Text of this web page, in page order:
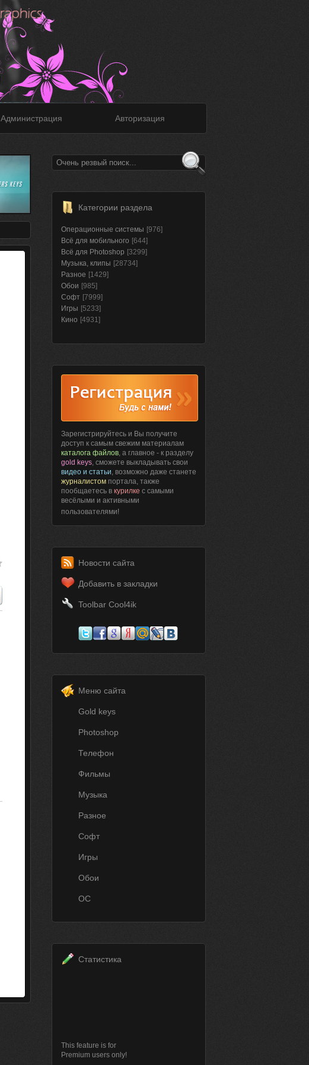
Администрация Авторизация
Категории раздела
Операционные системы [976]
Всё для мобильного [644]
Всё для Photoshop [3299]
Музыка, клипы [28734]
Разное [1429]
Обои [985]
Софт [7999]
Игры [5233]
Кино [4931]
Зарегистрируйтесь и Вы получите
доступ к самым свежим материалам
каталога файлов, а главное - к разделу
gold keys, сможете выкладывать свои
видео и статьи, возможно даже станете
журналистом портала, также
пообщаетесь в курилке с самыми
весёлыми и активными
пользователями!
Новости сайта
Добавить в закладки
Toolbar Cool4ik
Меню сайта
Gold keys
Photoshop
Телефон
Фильмы
Музыка
Разное
Софт
Игры
Обои
ОС
Статистика
This feature is for
Premium users only!